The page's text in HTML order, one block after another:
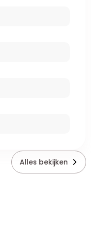
Alles bekijken